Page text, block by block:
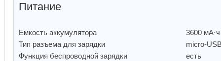
Питание
Емкость аккумулятора
3600
Тип разъема для зарядки
micro-
Функция беспроводной зарядки
есть